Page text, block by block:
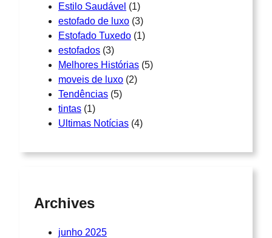
Estilo Saudável (1)
estofado de luxo (3)
Estofado Tuxedo (1)
estofados (3)
Melhores Histórias (5)
moveis de luxo (2)
Tendências (5)
tintas (1)
Ultimas Notícias (4)
Archives
junho 2025